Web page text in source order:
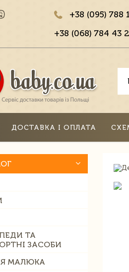
+38 (095) 788
+38 (068) 784 43
ДОСТАВКА І ОПЛАТА
ТА
ЗАСОБИ
МАЛЮКА